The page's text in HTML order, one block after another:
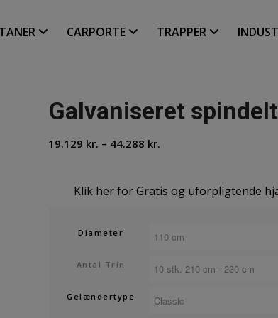
CARPORTE TRAPPER
Galvaniseret
19.129 kr. – 44.288 kr.
44.288 kr.
Klik her for Gratis og uforpligtende
Diameter
Antal Trin
Gelændertype